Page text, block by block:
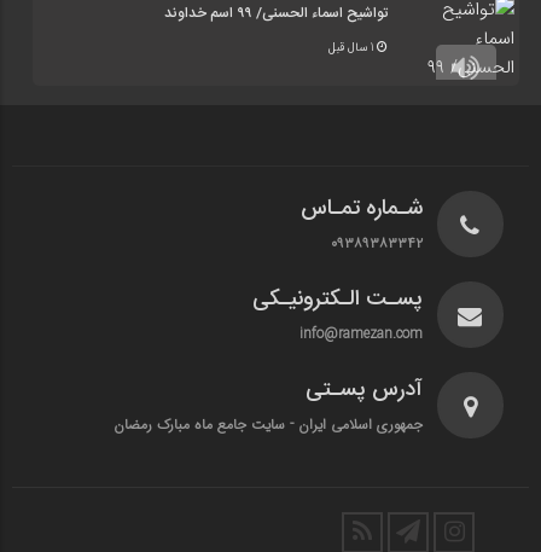
تواشیح اسماء الحسنی/ ۹۹ اسم خداوند
1 سال قبل
شـماره تمـاس
۰۹۳۸۹۳۸۳۳۴۲
پسـت الـکترونیـکی
info@ramezan.com
آدرس پسـتی
جمهوری اسلامی ایران - سایت جامع ماه مبارک رمضان